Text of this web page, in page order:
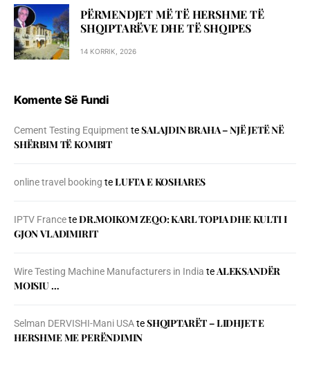
PËRMENDJET MË TË HERSHME TË
SHQIPTARËVE DHE TË SHQIPES
14 KORRIK, 2026
Komente Së Fundi
Cement Testing Equipment teSALAJDIN BRAHA – NJЁ JETЁ NЁ
SHЁRBIM TЁ KOMBIT
online travel booking teLUFTA E KOSHARES
IPTV FranceteDR.MOIKOM ZEQO: KARL TOPIA DHE KULTI I
GJON VLADIMIRIT
Wire Testing Machine Manufacturers in India teALEKSANDËR
MOISIU …
Selman DERVISHI-Mani USAteSHQIPTARËT – LIDHJET E
HERSHME ME PERËNDIMIN